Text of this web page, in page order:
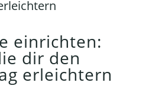
einrichten:
dir den
erleichtern